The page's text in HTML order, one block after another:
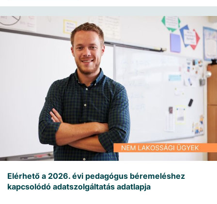
Elérhető a 2026. évi pedagógus béremeléshez
kapcsolódó adatszolgáltatás adatlapja